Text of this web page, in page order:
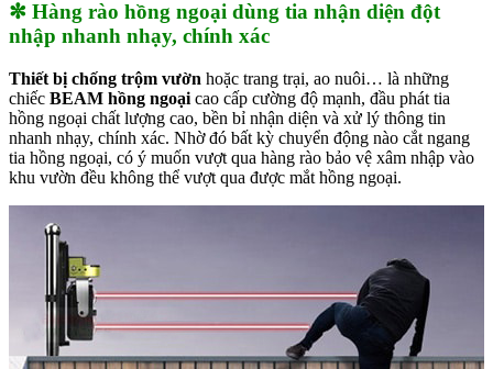
✼ Hàng rào hồng ngoại dùng tia nhận diện đột
nhập nhanh nhạy, chính xác
Thiết bị chống trộm vườn hoặc trang trại, ao nuôi… là những
chiếc BEAM hồng ngoại cao cấp cường độ mạnh, đầu phát tia
hồng ngoại chất lượng cao, bền bỉ nhận diện và xử lý thông tin
nhanh nhạy, chính xác. Nhờ đó bất kỳ chuyển động nào cắt ngang
tia hồng ngoại, có ý muốn vượt qua hàng rào bảo vệ xâm nhập vào
khu vườn đều không thể vượt qua được mắt hồng ngoại.